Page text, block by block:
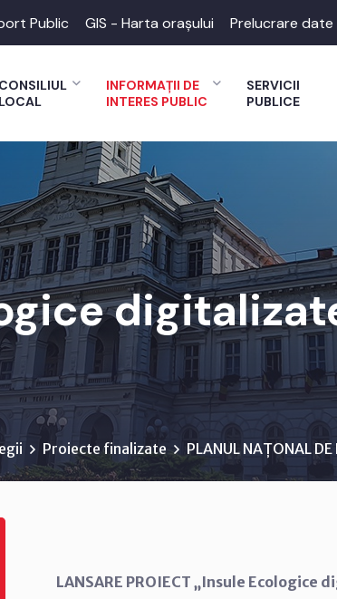
Public GIS - Harta orașului Prelucrare
CONSILIUL
LOCAL
INFORMAȚII DE
INTERES PUBLIC
SERVICII
PUBLICE
Proiecte finalizate PLANUL NAȚONAL DE
LANSARE PROIECT „Insule